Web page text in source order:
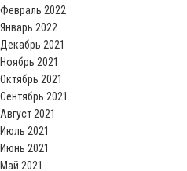
Февраль 2022
Январь 2022
Декабрь 2021
Ноябрь 2021
Октябрь 2021
Сентябрь 2021
Август 2021
Июль 2021
Июнь 2021
Май 2021